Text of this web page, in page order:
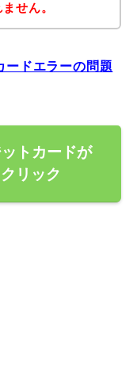
せん。
ードエラーの問題
トカードが
リック